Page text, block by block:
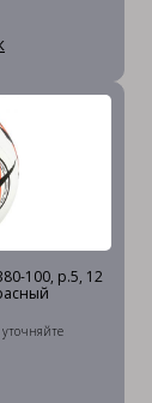
100, р.5, 12